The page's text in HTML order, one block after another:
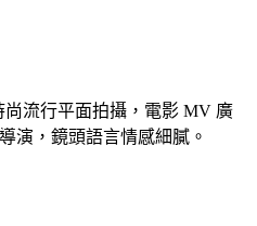
流行平面拍攝，電影 MV 廣
演，鏡頭語言情感細膩。